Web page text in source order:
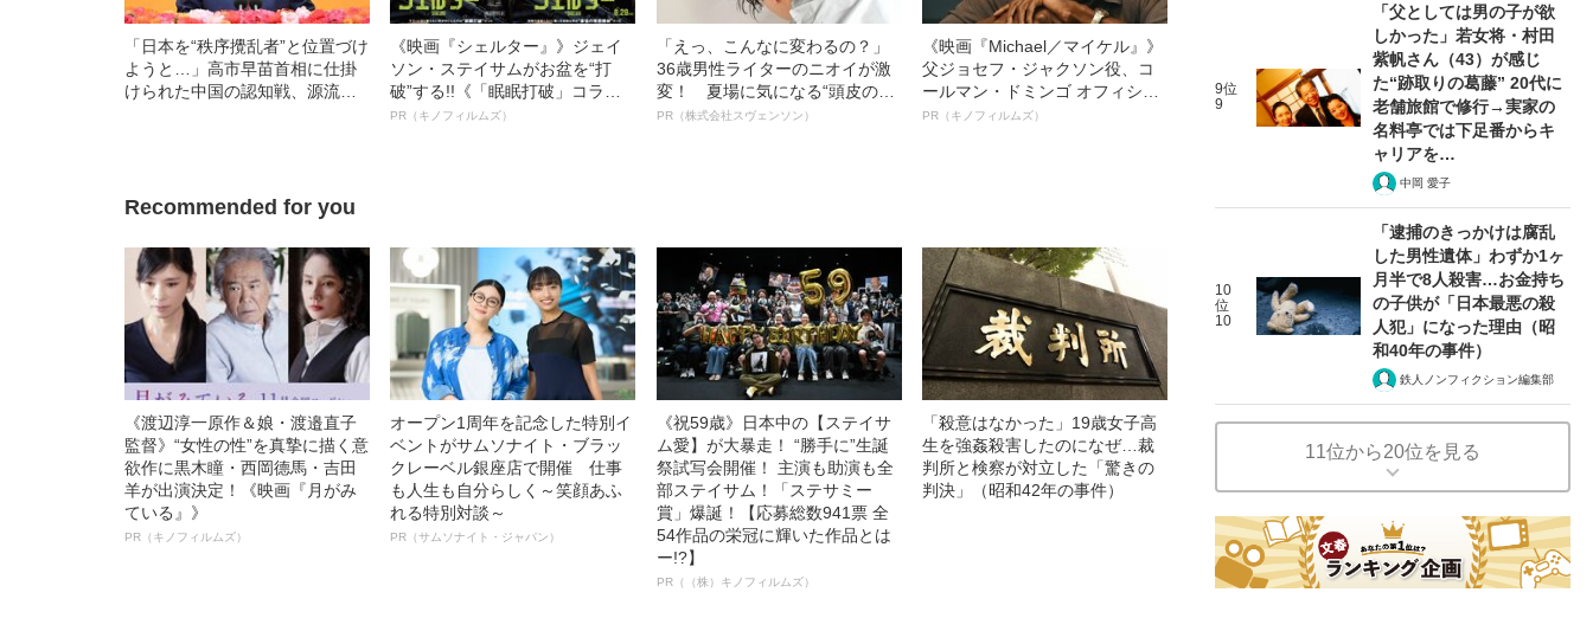
「日本を“秩序攪乱者”と位置づけ
ようと…」高市早苗首相に仕掛
けられた中国の認知戦、源流は
《映画『シェルター』》ジェイ
ソン・ステイサムがお盆を“打
破”する!!《「眠眠打破」コラ
ボ》
PR（キノフィルムズ）
「えっ、こんなに変わるの？」
36歳男性ライターのニオイが激
変！ 夏場に気になる“頭皮のニ
オイ”や“ベタつき”を解消す
PR（株式会社スヴェンソン）
《映画『Michael／マイケル』》
父ジョセフ・ジャクソン役、コ
ールマン・ドミンゴ オフィシャ
ルインタビュー“観客を魅了した
PR（キノフィルムズ）
Recommended for you
《渡辺淳一原作＆娘・渡邉直子
監督》“女性の性”を真摯に描く意
欲作に黒木瞳・西岡德馬・吉田
羊が出演決定！《映画『月がみ
ている』》
PR（キノフィルムズ）
オープン1周年を記念した特別イ
ベントがサムソナイト・ブラッ
クレーベル銀座店で開催 仕事
も人生も自分らしく～笑顔あふ
れる特別対談～
PR（サムソナイト・ジャパン）
《祝59歳》日本中の【ステイサ
ム愛】が大暴走！ “勝手に”生誕
祭試写会開催！ 主演も助演も全
部ステイサム！「ステサミー
賞」爆誕！【応募総数941票 全
54作品の栄冠に輝いた作品とは
ー!?】
PR（（株）キノフィルムズ）
「殺意はなかった」19歳女子高
生を強姦殺害したのになぜ…裁
判所と検察が対立した「驚きの
判決」（昭和42年の事件）
9位
9
「父としては男の子が欲
しかった」若女将・村田
紫帆さん（43）が感じ
た“跡取りの葛藤” 20代に
老舗旅館で修行→実家の
名料亭では下足番からキ
ャリアを…
中岡 愛子
10
位
10
「逮捕のきっかけは腐乱
した男性遺体」わずか1ヶ
月半で8人殺害…お金持ち
の子供が「日本最悪の殺
人犯」になった理由（昭
和40年の事件）
鉄人ノンフィクション編集部
11位から20位を見る